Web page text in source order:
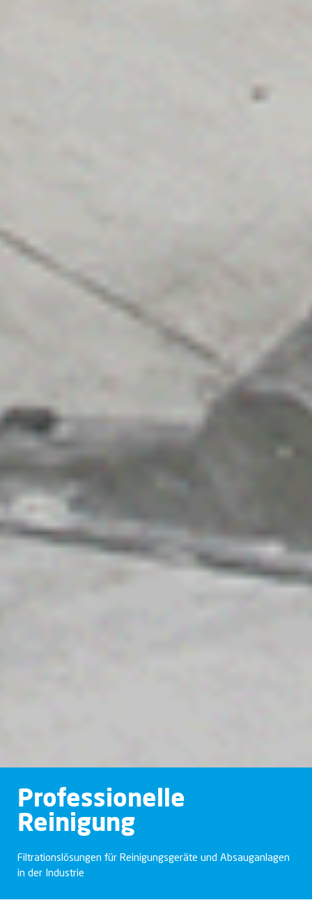
Professionelle
Reinigung
Filtrationslösungen für Reinigungsgeräte und Absauganlagen
in der Industrie